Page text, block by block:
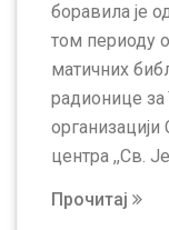
боравила је
том периоду
матичних
радионице
центра ,,Св.
Прочитај